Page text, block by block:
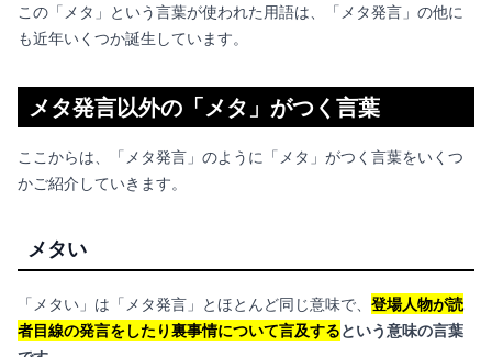
この「メタ」という言葉が使われた用語は、「メタ発言」の他に
も近年いくつか誕生しています。
メタ発言以外の「メタ」がつく言葉
ここからは、「メタ発言」のように「メタ」がつく言葉をいくつ
かご紹介していきます。
メタい
「メタい」は「メタ発言」とほとんど同じ意味で、 登場人物が読
者目線の発言をしたり裏事情について言及するという意味の言葉